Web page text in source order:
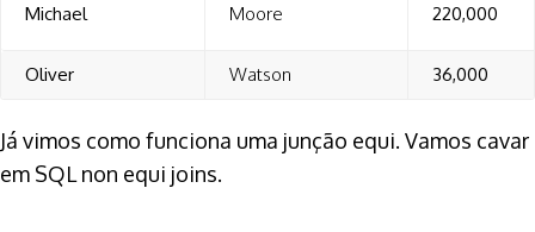
Michael Moore 220,000
Oliver Watson 36,000
Já vimos como funciona uma junção equi. Vamos cavar
em SQL non equi joins.